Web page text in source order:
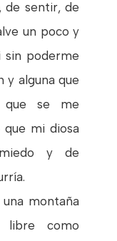
de sentir, de
un poco y
sin poderme
y alguna que
que se me
mi diosa
y de
montaña
libre como